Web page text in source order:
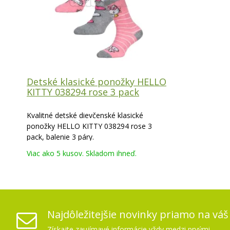
Detské klasické ponožky HELLO
KITTY 038294 rose 3 pack
Kvalitné detské dievčenské klasické
ponožky HELLO KITTY 038294 rose 3
pack, balenie 3 páry.
Viac ako 5 kusov. Skladom ihneď.
Najdôležitejšie novinky priamo na